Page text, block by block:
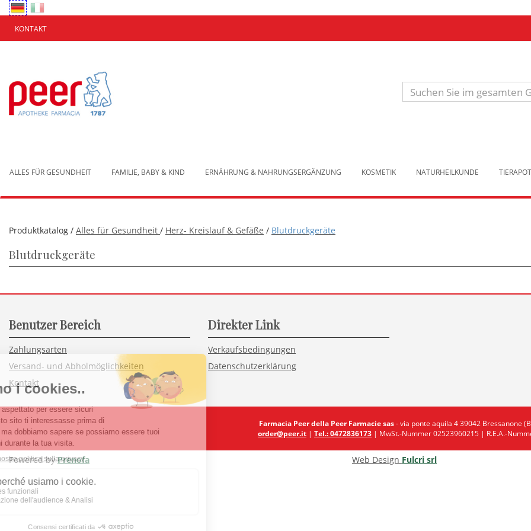
Passa
al
contenuto
principale
KONTAKT
Brixen
Produkt
suchen
ALLES FÜR GESUNDHEIT FAMILIE, BABY & KIND ERNÄHRUNG & NAHRUNGSERGÄNZUNG KOSMETIK NATURHEILKUNDE
Produktkatalog / Alles für Gesundheit / Herz- Kreislauf & Gefäße / Blutdruckgeräte
Blutdruckgeräte
Benutzer Bereich
Zahlungsarten
Versand- und Abholmöglichkeiten
Kontakt
Direkter Link
Verkaufsbedingungen
Datenschutzerklärung
Farmacia Peer della Peer Farmacie sas- via ponte aquila 4 39042 Bressanone
order@peer.it | Tel.: 0472836173 | MwSt.-Nummer 02523960215 | R.E.A.-
Powered byPrenofa Web Design Fulcri srl